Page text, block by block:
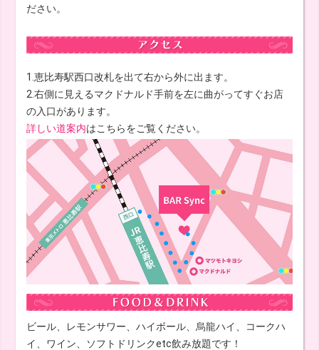
ださい。
1.恵比寿駅西口改札を出て右から外に出ます。
2.右側に見えるマクドナルド手前を左に曲がってすぐお店
の入口があります。
詳しい道案内はこちらをご覧ください。
ビール、レモンサワー、ハイボール、烏龍ハイ、コークハ
イ、ワイン、ソフトドリンクetc飲み放題です！